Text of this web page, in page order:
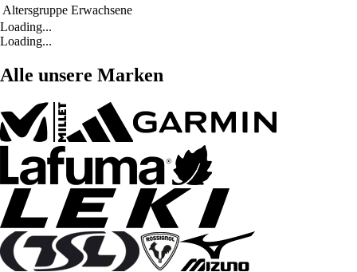
Altersgruppe Erwachsene
Loading...
Loading...
Alle unsere Marken